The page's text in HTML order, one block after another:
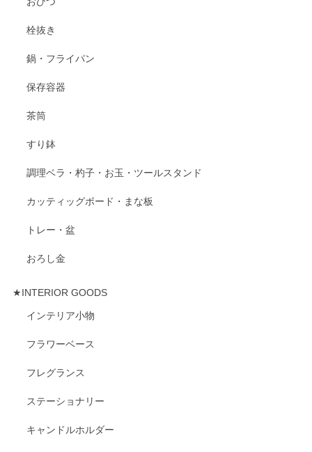
栓抜き
鍋・フライパン
保存容器
茶筒
すり鉢
調理ベラ・杓子・お玉・ツールスタンド
カッティッグボード・まな板
トレー・盆
おろし金
★INTERIOR GOODS
インテリア小物
フラワーベース
フレグランス
ステーショナリー
キャンドルホルダー